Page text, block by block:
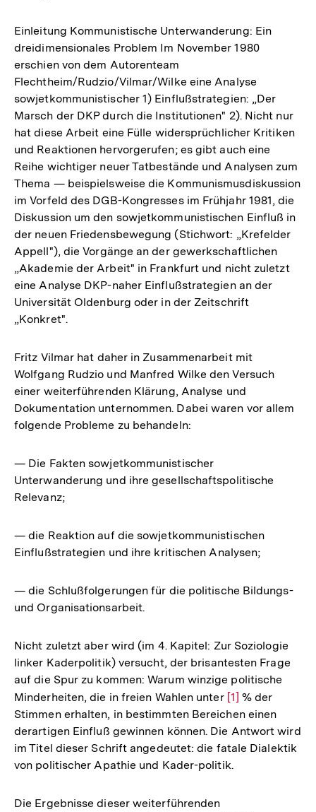
Einleitung Kommunistische Unterwanderung: Ein
dreidimensionales Problem Im November 1980
erschien von dem Autorenteam
Flechtheim/Rudzio/Vilmar/Wilke eine Analyse
sowjetkommunistischer 1) Einflußstrategien: „Der
Marsch der DKP durch die Institutionen" 2). Nicht nur
hat diese Arbeit eine Fülle widersprüchlicher Kritiken
und Reaktionen hervorgerufen; es gibt auch eine
Reihe wichtiger neuer Tatbestände und Analysen zum
Thema — beispielsweise die Kommunismusdiskussion
im Vorfeld des DGB-Kongresses im Frühjahr 1981, die
Diskussion um den sowjetkommunistischen Einfluß in
der neuen Friedensbewegung (Stichwort: „Krefelder
Appell"), die Vorgänge an der gewerkschaftlichen
„Akademie der Arbeit" in Frankfurt und nicht zuletzt
eine Analyse DKP-naher Einflußstrategien an der
Universität Oldenburg oder in der Zeitschrift
„Konkret".
Fritz Vilmar hat daher in Zusammenarbeit mit
Wolfgang Rudzio und Manfred Wilke den Versuch
einer weiterführenden Klärung, Analyse und
Dokumentation unternommen. Dabei waren vor allem
folgende Probleme zu behandeln:
— Die Fakten sowjetkommunistischer
Unterwanderung und ihre gesellschaftspolitische
Relevanz;
— die Reaktion auf die sowjetkommunistischen
Einflußstrategien und ihre kritischen Analysen;
— die Schlußfolgerungen für die politische Bildungs-
und Organisationsarbeit.
Nicht zuletzt aber wird (im 4. Kapitel: Zur Soziologie
linker Kaderpolitik) versucht, der brisantesten Frage
auf die Spur zu kommen: Warum winzige politische
Minderheiten, die in freien Wahlen unter Zur
Auflösung
der
Fußnote
[1] % der
Stimmen erhalten, in bestimmten Bereichen einen
derartigen Einfluß gewinnen können. Die Antwort wird
im Titel dieser Schrift angedeutet: die fatale Dialektik
von politischer Apathie und Kader-politik.
Die Ergebnisse dieser weiterführenden